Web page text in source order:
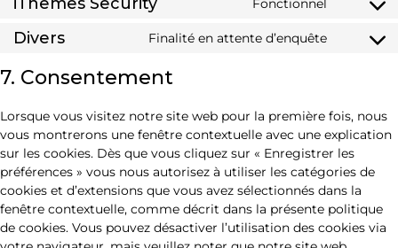
service
Consent
service
Divers Finalité en attente d’enquête
Consent
7. Consentement
Lorsque vous visitez notre site web pour la première fois, nous
vous montrerons une fenêtre contextuelle avec une explication
sur les cookies. Dès que vous cliquez sur « Enregistrer les
préférences » vous nous autorisez à utiliser les catégories de
cookies et d’extensions que vous avez sélectionnés dans la
fenêtre contextuelle, comme décrit dans la présente politique
de cookies. Vous pouvez désactiver l’utilisation des cookies via